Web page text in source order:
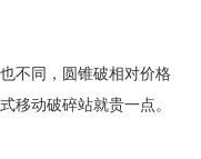
不同，圆锥破相对价格
移动破碎站就贵一点。